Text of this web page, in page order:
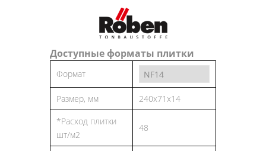
Доступные форматы плитки
Формат
Размер, мм
240x71x14
*Расход плитки
шт/м2
48